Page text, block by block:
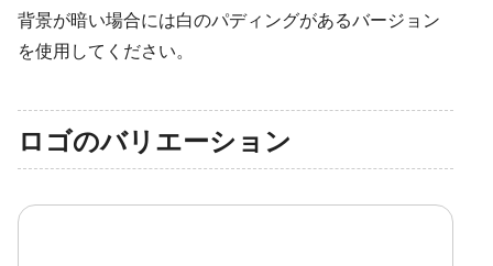
背景が暗い場合には白のパディングがあるバージョン
を使用してください。
ロゴのバリエーション